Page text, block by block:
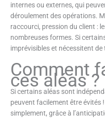
internes ou externes, qui
déroulement des opérations.
raccourci, pression du client :
nombreuses formes. Si
imprévisibles et nécessitent
Comment
ces aléas ?
Si certains aléas sont
peuvent facilement être évités
simplement, grâce à